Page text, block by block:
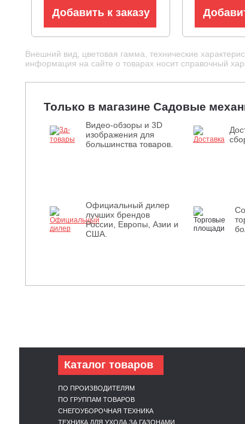
Добавить к заказу
Внешний вид, цветовая гамма, технические
информация на сайте о товарах носит справочный
Только в магазине Садовые
Видео-обзоры и 3D
изображения для
большинства товаров.
Официальный дилер
лучших брендов
России, Европы, Азии и
США.
Каталог товаров
ПО ПРОИЗВОДИТЕЛЯМ
ПО ГРУППАМ ТОВАРОВ
СНЕГОУБОРОЧНАЯ ТЕХНИКА
ТЕХНИКА ДЛЯ УХОДА ЗА ГАЗОНАМИ